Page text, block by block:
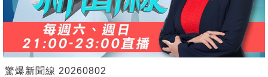
驚爆新聞線 20260802